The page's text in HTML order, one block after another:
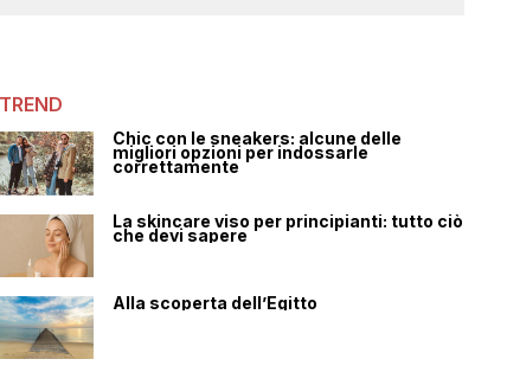
TREND
Chic con le sneakers: alcune delle
migliori opzioni per indossarle
correttamente
La skincare viso per principianti: tutto ciò
che devi sapere
Alla scoperta dell’Egitto